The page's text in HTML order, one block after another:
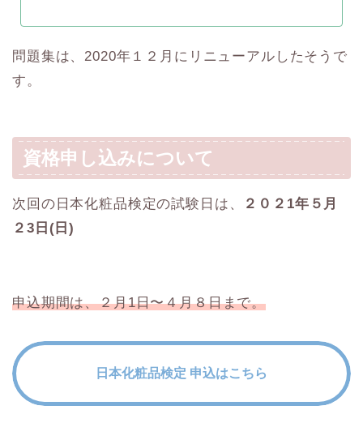
問題集は、2020年１２月にリニューアルしたそうで
す。
資格申し込みについて
次回の日本化粧品検定の試験日は、
２０２1年５月
２3日(日)
申込期間は、２月1日〜４月８日まで。
日本化粧品検定 申込はこちら